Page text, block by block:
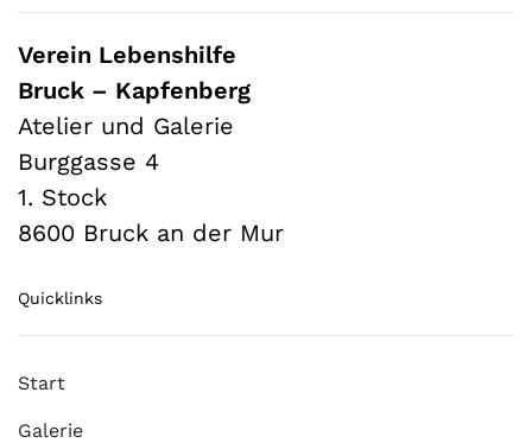
Verein Lebenshilfe
Bruck – Kapfenberg
Atelier und Galerie
Burggasse 4
1. Stock
8600 Bruck an der Mur
Quicklinks
Start
Galerie